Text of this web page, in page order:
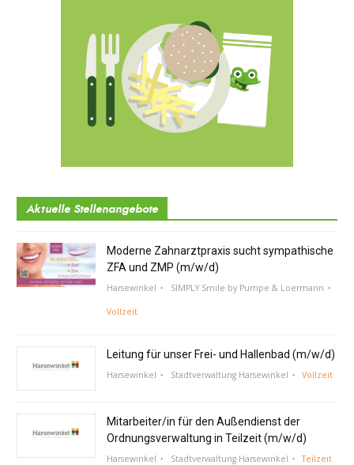
Aktuelle Stellenangebote
Moderne Zahnarztpraxis sucht sympathische
ZFA und ZMP (m/w/d)
Harsewinkel SIMPLY Smile by Pumpe & Loermann
Vollzeit
Leitung für unser Frei- und Hallenbad (m/w/d)
Harsewinkel Stadtverwaltung Harsewinkel Vollzeit
Mitarbeiter/in für den Außendienst der
Ordnungsverwaltung in Teilzeit (m/w/d)
Harsewinkel Stadtverwaltung Harsewinkel Teilzeit